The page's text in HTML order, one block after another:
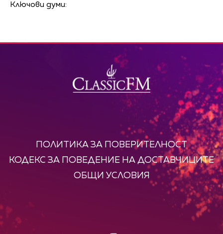
Ключови думи:
ПОЛИТИКА ЗА ПОВЕРИТЕЛНОСТ
КОДЕКС ЗА ПОВЕДЕНИЕ НА ДОСТАВЧИЦИТЕ
ОБЩИ УСЛОВИЯ